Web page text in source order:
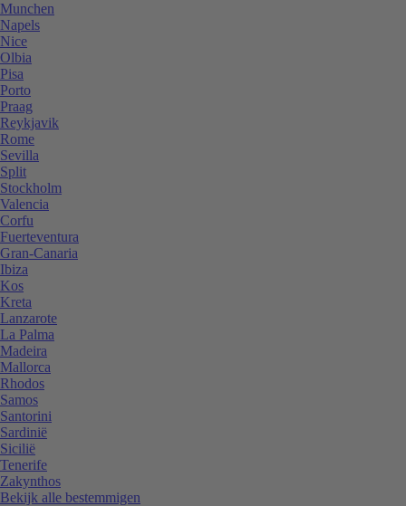
Munchen
Napels
Nice
Olbia
Pisa
Porto
Praag
Reykjavik
Rome
Sevilla
Split
Stockholm
Valencia
Corfu
Fuerteventura
Gran-Canaria
Ibiza
Kos
Kreta
Lanzarote
La Palma
Madeira
Mallorca
Rhodos
Samos
Santorini
Sardinië
Sicilië
Tenerife
Zakynthos
Bekijk alle bestemmigen